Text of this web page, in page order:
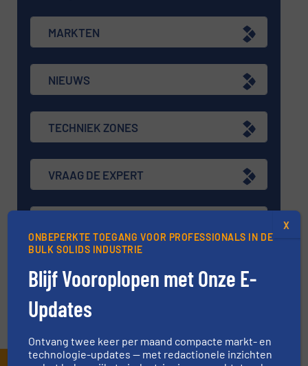
MARKTEN
NIEUWS
TECHNIEK ZONES
VRAAG DE EXPERT
VIDEO'S
ONBEPERKTE TOEGANG VOOR PROFESSIONALS IN DE
BULK SOLIDS INDUSTRIE
Blijf Vooroplopen met Onze E-
Updates
Ontvang twee keer per maand compacte markt- en
technologie-updates — met redactionele inzichten
X